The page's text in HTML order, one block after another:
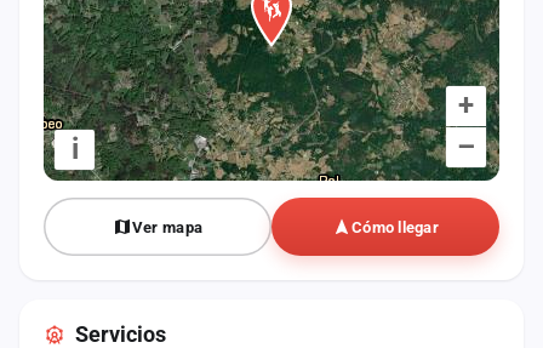
+
–
i
Ver mapa Cómo llegar
Servicios